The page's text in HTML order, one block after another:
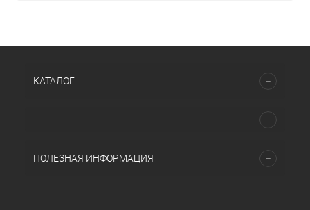
КАТАЛОГ
ПОЛЕЗНАЯ ИНФОРМАЦИЯ